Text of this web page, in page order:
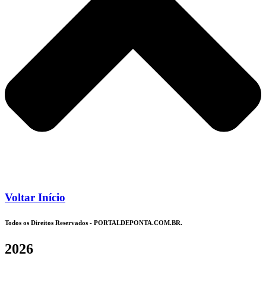
Voltar Início
Todos os Direitos Reservados - PORTALDEPONTA.COM.BR.
2026